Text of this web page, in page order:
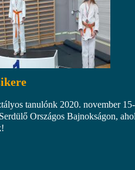
tanulónk 2020. november
Országos Bajnokságon,